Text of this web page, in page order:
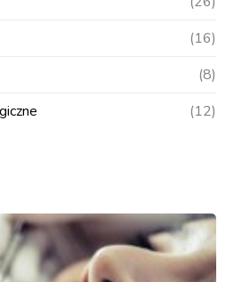
(16)
(8)
(12)